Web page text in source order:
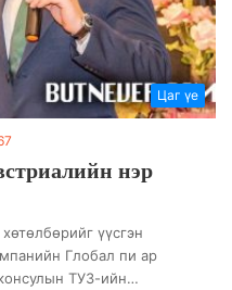
Цаг үе
нэр
үүсгэн
Глобал пи ар
ТУЗ-ийн…